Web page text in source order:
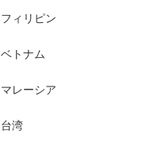
フィリピン
ベトナム
マレーシア
台湾